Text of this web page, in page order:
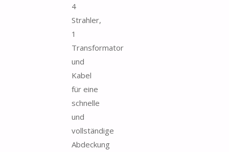
4
Strahler,
1
Transformator
und
Kabel
für eine
schnelle
und
vollständige
Abdeckung